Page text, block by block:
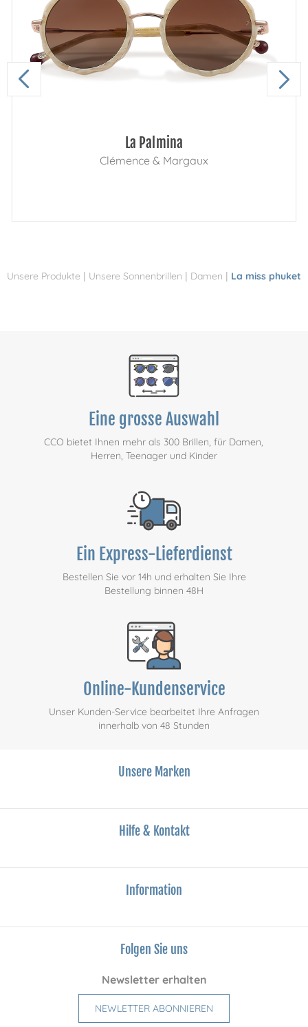
Unsere Produkte | Unsere Sonnenbrillen | Damen | La miss phuket
La Palmina
Clémence & Margaux
Eine grosse Auswahl
CCO bietet Ihnen mehr als 300 Brillen, für Damen,
Herren, Teenager und Kinder
Ein Express-Lieferdienst
Bestellen Sie vor 14h und erhalten Sie Ihre
Bestellung binnen 48H
Online-Kundenservice
Unser Kunden-Service bearbeitet Ihre Anfragen
innerhalb von 48 Stunden
Unsere Marken
Hilfe & Kontakt
Information
Folgen Sie uns
Newsletter erhalten
NEWLETTER ABONNIEREN